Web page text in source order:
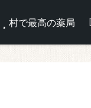
村で最高の薬局